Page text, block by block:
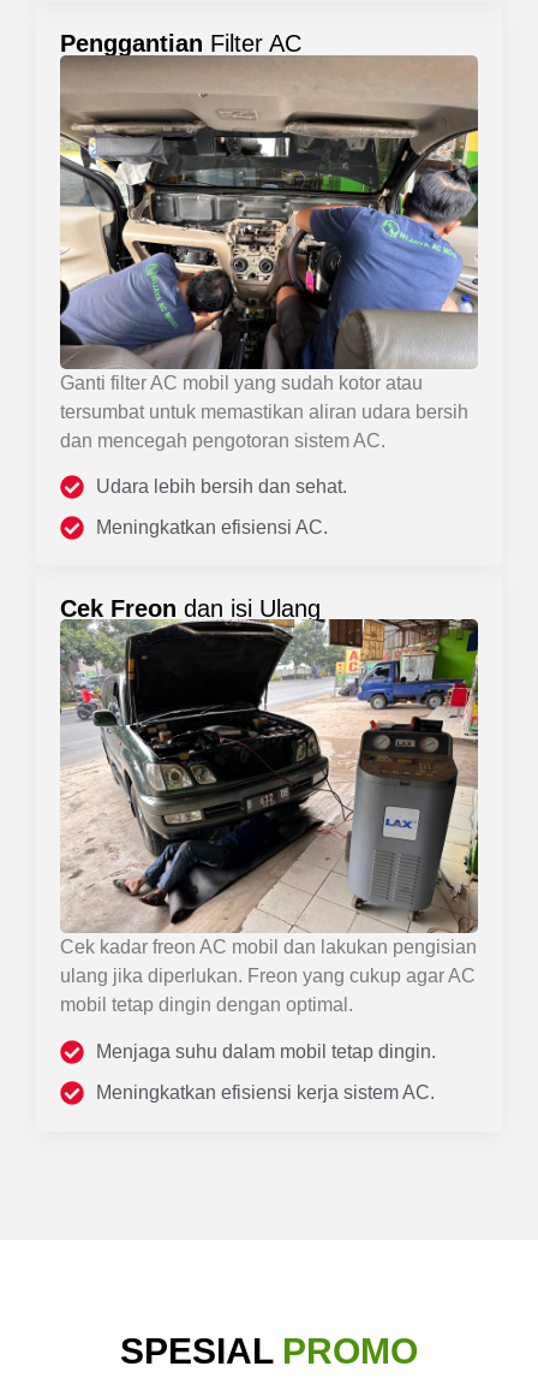
Penggantian Filter AC
Ganti filter AC mobil yang sudah kotor atau
tersumbat untuk memastikan aliran udara bersih
dan mencegah pengotoran sistem AC.
Udara lebih bersih dan sehat.
Meningkatkan efisiensi AC.
Cek Freon dan isi Ulang
Cek kadar freon AC mobil dan lakukan pengisian
ulang jika diperlukan. Freon yang cukup agar AC
mobil tetap dingin dengan optimal.
Menjaga suhu dalam mobil tetap dingin.
Meningkatkan efisiensi kerja sistem AC.
SPESIAL PROMO